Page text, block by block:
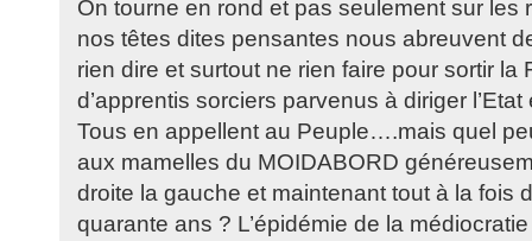
On tourne en rond et pas seulement sur les
nos têtes dites pensantes nous abreuvent
rien dire et surtout ne rien faire pour sortir la
d’apprentis sorciers parvenus à diriger
Tous en appellent au Peuple….mais quel
aux mamelles du MOIDABORD
droite la gauche et maintenant tout à la fois
quarante ans ? L’épidémie de la